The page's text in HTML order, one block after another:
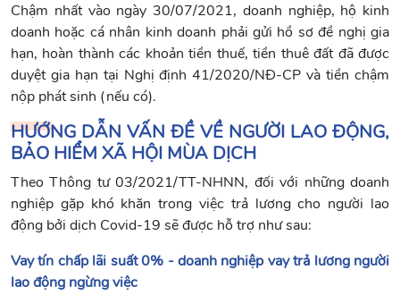
Chậm nhất vào ngày 30/07/2021, doanh nghiệp, hộ kinh
doanh hoặc cá nhân kinh doanh phải gửi hồ sơ đề nghị gia
hạn, hoàn thành các khoản tiền thuế, tiền thuê đất đã được
duyệt gia hạn tại Nghị định 41/2020/NĐ-CP và tiền chậm
nộp phát sinh (nếu có).
HƯỚNG DẪN VẤN ĐỀ VỀ NGƯỜI LAO ĐỘNG,
BẢO HIỂM XÃ HỘI MÙA DỊCH
Theo Thông tư 03/2021/TT-NHNN, đối với những doanh
nghiệp gặp khó khăn trong việc trả lương cho người lao
động bởi dịch Covid-19 sẽ được hỗ trợ như sau:
Vay tín chấp lãi suất 0% - doanh nghiệp vay trả lương người
lao động ngừng việc